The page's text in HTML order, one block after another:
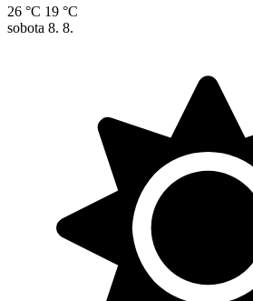
26 °C 19 °C
sobota 8. 8.